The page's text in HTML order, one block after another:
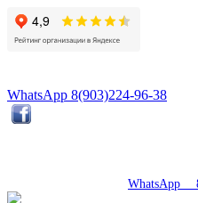
WhatsApp 8(903)224-96-38
WhatsApp